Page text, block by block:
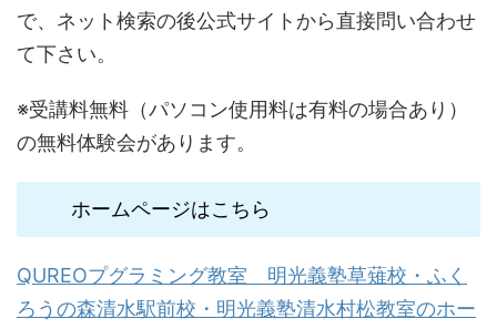
で、ネット検索の後公式サイトから直接問い合わせ
て下さい。
※受講料無料（パソコン使用料は有料の場合あり）
の無料体験会があります。
ホームページはこちら
QUREOプグラミング教室 明光義塾草薙校・ふく
ろうの森清水駅前校・明光義塾清水村松教室のホー